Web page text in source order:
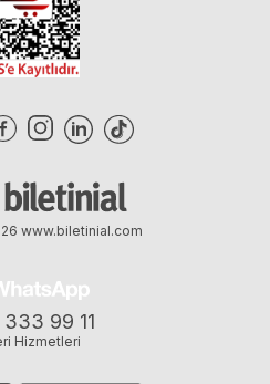
99 11
Hizmetleri
www.biletinial.com